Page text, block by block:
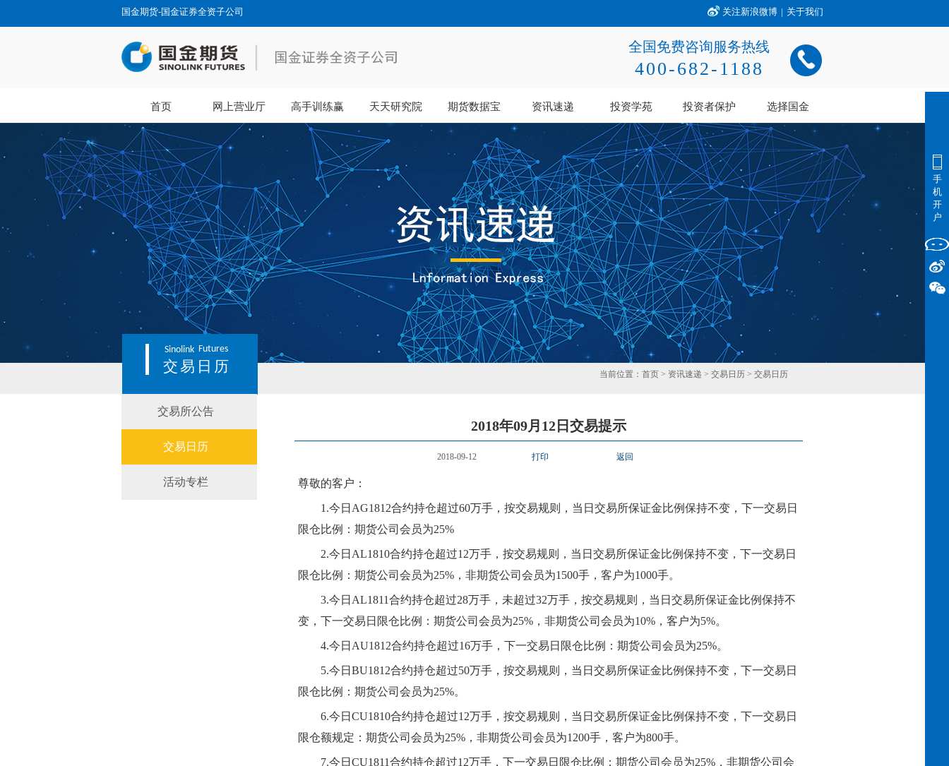
国金期货-国金证券全资子公司 关注新浪微博 | 关于我们
全国免费咨询服务热线
400-682-1188
首页 网上营业厅 高手训练赢 天天研究院 期货数据宝 资讯速递 投资学苑 投资者保护 选择国金
Sinolink Futures
交易日历 当前位置： 首页 > 资讯速递 > 交易日历 > 交易日历
交易所公告
交易日历
活动专栏
2018年09月12日交易提示
2018-09-12 打印 返回
尊敬的客户：
1.今日AG1812合约持仓超过60万手，按交易规则，当日交易所保证金比例保持不变，下一交易日
限仓比例：期货公司会员为25%
2.今日AL1810合约持仓超过12万手，按交易规则，当日交易所保证金比例保持不变，下一交易日
限仓比例：期货公司会员为25%，非期货公司会员为1500手，客户为1000手。
3.今日AL1811合约持仓超过28万手，未超过32万手，按交易规则，当日交易所保证金比例保持不
变，下一交易日限仓比例：期货公司会员为25%，非期货公司会员为10%，客户为5%。
4.今日AU1812合约持仓超过16万手，下一交易日限仓比例：期货公司会员为25%。
5.今日BU1812合约持仓超过50万手，按交易规则，当日交易所保证金比例保持不变，下一交易日
限仓比例：期货公司会员为25%。
6.今日CU1810合约持仓超过12万手，按交易规则，当日交易所保证金比例保持不变，下一交易日
限仓额规定：期货公司会员为25%，非期货公司会员为1200手，客户为800手。
7.今日CU1811合约持仓超过12万手，下一交易日限仓比例：期货公司会员为25%，非期货公司会
手
机
开
户